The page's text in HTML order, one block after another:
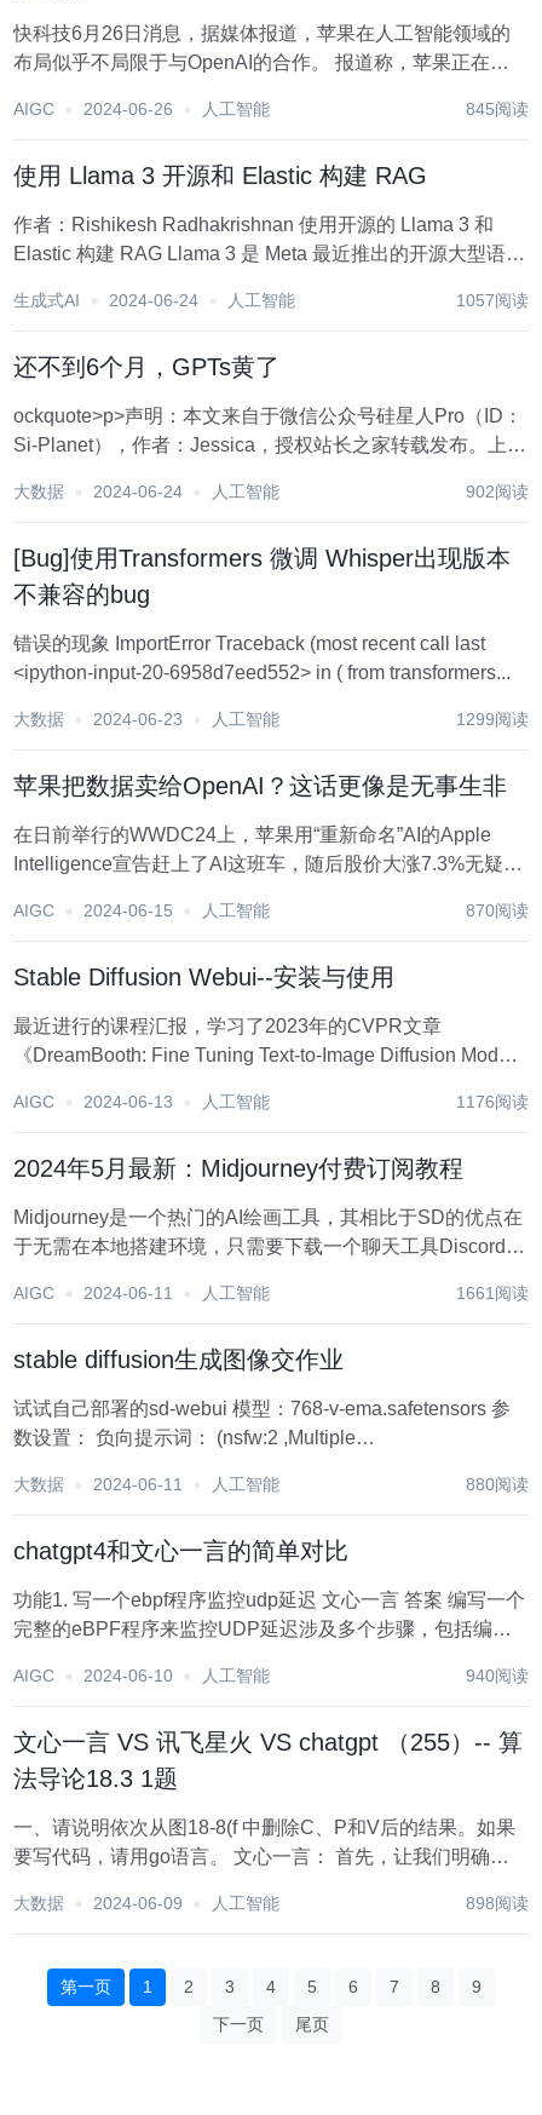
快科技6月26日消息，据媒体报道，苹果在人工智能领域的
布局似乎不局限于与OpenAI的合作。 报道称，苹果正在与
平台中，这意味着苹果可能在构建一个类似App Store的AI大
AIGC 2024-06-26 人工智能 845阅读
使用 Llama 3 开源和 Elastic 构建 RAG
作者：Rishikesh Radhakrishnan 使用开源的 Llama 3 和
Elastic 构建 RAG Llama 3 是 Meta 最近推出的开源大型语言
个重大改进。与 G...
生成式AI 2024-06-24 人工智能 1057阅读
还不到6个月，GPTs黄了
ockquote>p>声明：本文来自于微信公众号硅星人Pro（ID：
Si-Planet），作者：Jessica，授权站长之家转载发布。上
停用”的通知。宣布将从 7 月 10 日起...
大数据 2024-06-24 人工智能 902阅读
[Bug]使用Transformers 微调 Whisper出现版本
不兼容的bug
错误的现象 ImportError Traceback (most recent call last
<ipython-input-20-6958d7eed552> in ( from transformers...
大数据 2024-06-23 人工智能 1299阅读
苹果把数据卖给OpenAI？这话更像是无事生非
在日前举行的WWDC24上，苹果用“重新命名”AI的Apple
Intelligence宣告赶上了AI这班车，随后股价大涨7.3%无疑是
上了市值超过3万亿美元的高点。可是，苹果所取得的大好局
AIGC 2024-06-15 人工智能 870阅读
Stable Diffusion Webui--安装与使用
最近进行的课程汇报，学习了2023年的CVPR文章
《DreamBooth: Fine Tuning Text-to-Image Diffusion Models
对这篇文章...
AIGC 2024-06-13 人工智能 1176阅读
2024年5月最新：Midjourney付费订阅教程
Midjourney是一个热门的AI绘画工具，其相比于SD的优点在
于无需在本地搭建环境，只需要下载一个聊天工具Discord就
Midjourney创意性更好，思维发散，目前的V6版本的细节也
AIGC 2024-06-11 人工智能 1661阅读
stable diffusion生成图像交作业
试试自己部署的sd-webui 模型：768-v-ema.safetensors 参
数设置： 负向提示词： (nsfw:2 ,Multiple
大数据 2024-06-11 人工智能 880阅读
chatgpt4和文心一言的简单对比
功能1. 写一个ebpf程序监控udp延迟 文心一言 答案 编写一个
完整的eBPF程序来监控UDP延迟涉及多个步骤，包括编写
eBPF map中的数据。以下是一个简化的示例框架，展示如
AIGC 2024-06-10 人工智能 940阅读
文心一言 VS 讯飞星火 VS chatgpt （255）-- 算
法导论18.3 1题
一、请说明依次从图18-8(f 中删除C、P和V后的结果。如果
要写代码，请用go语言。 文心一言： 首先，让我们明确一
是一个数据结构（可能是图、树或列表等）的某种表示，并
大数据 2024-06-09 人工智能 898阅读
第一页 1 2 3 4 5 6 7 8
9
下一页
尾页